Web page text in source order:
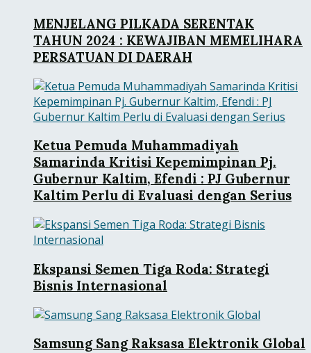
MENJELANG PILKADA SERENTAK
TAHUN 2024 : KEWAJIBAN MEMELIHARA
PERSATUAN DI DAERAH
Ketua Pemuda Muhammadiyah
Samarinda Kritisi Kepemimpinan Pj.
Gubernur Kaltim, Efendi : PJ Gubernur
Kaltim Perlu di Evaluasi dengan Serius
Ekspansi Semen Tiga Roda: Strategi
Bisnis Internasional
Samsung Sang Raksasa Elektronik Global